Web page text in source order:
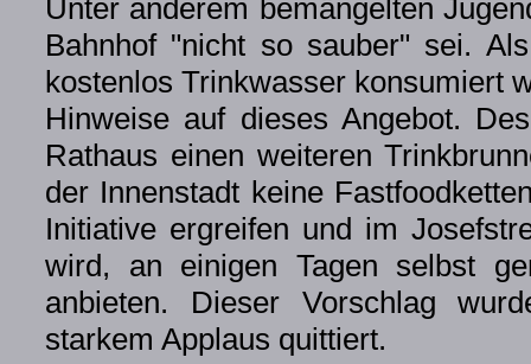
Unter anderem bemängelten
Bahnhof "nicht so sauber" sei.
kostenlos Trinkwasser konsumiert
Hinweise auf dieses Angebot.
Rathaus einen weiteren
der Innenstadt keine
Initiative ergreifen und im
wird, an einigen Tagen selbst
anbieten. Dieser Vorschlag
starkem Applaus quittiert.